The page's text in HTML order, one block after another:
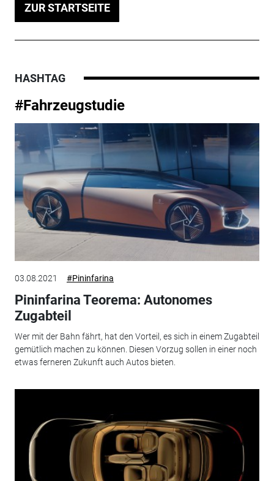
ZUR STARTSEITE
HASHTAG
#Fahrzeugstudie
03.08.2021 #Pininfarina
Pininfarina Teorema: Autonomes
Zugabteil
Wer mit der Bahn fährt, hat den Vorteil, es sich in einem Zugabteil
gemütlich machen zu können. Diesen Vorzug sollen in einer noch
etwas ferneren Zukunft auch Autos bieten.